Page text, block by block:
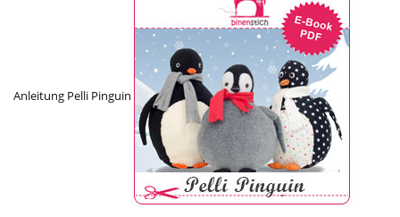
Anleitung Pelli Pinguin